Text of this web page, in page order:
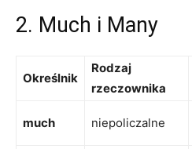
2. Much i Many
Określnik
Rodzaj
rzeczownika
much niepoliczalne